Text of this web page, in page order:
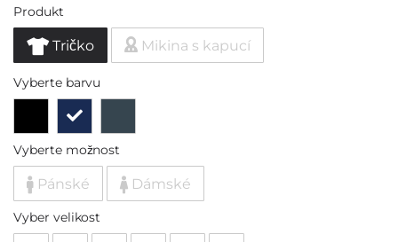
Produkt
Tričko Mikina s kapucí
Vyberte barvu
Vyberte možnost
Pánské Dámské
Vyber velikost